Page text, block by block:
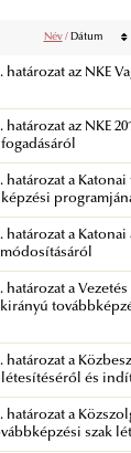
Név/ Dátum
határozat az NKE
határozat az NKE
határozat a
határozat a
határozat a
határozat a
és
határozat a
szak